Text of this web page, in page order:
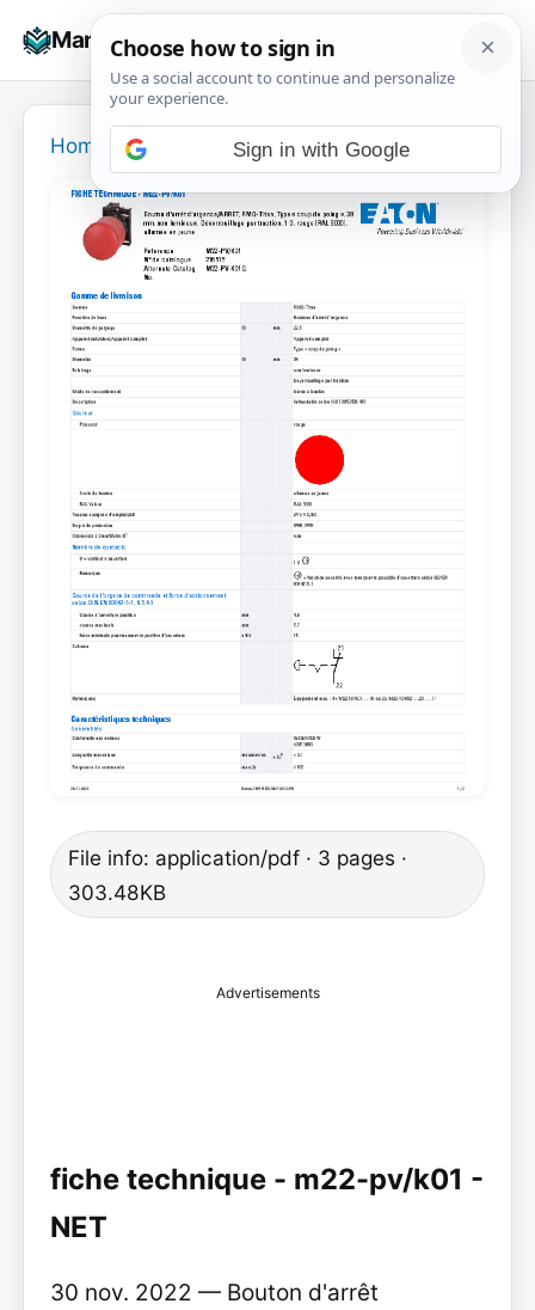
Manuals+
☰
Home
File info: application/pdf · 3 pages ·
303.48KB
Advertisements
fiche technique - m22-pv/k01 -
NET
30 nov. 2022 — Bouton d'arrêt
Sign in with Google